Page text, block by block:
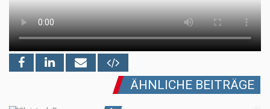
ÄHNLICHE BEITRÄGE